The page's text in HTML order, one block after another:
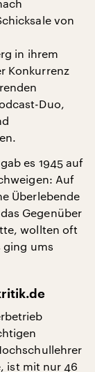
von
in ihrem
Konkurrenz
Duo,
es 1945 auf
Auf
Überlebende
Gegenüber
wollten oft
ging ums
ist mit nur 46